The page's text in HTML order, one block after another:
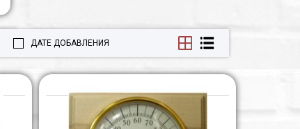
ДАТЕ ДОБАВЛЕНИЯ
Вентиляционный